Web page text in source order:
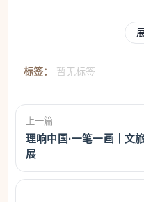
2024年8月14日，
波 摄
抹去自身的战争罪责，
体记忆。2021年，日
慰安妇”等表述认定为“
多出版社删改强征史实。
标签： 暂无标签
上一篇
理响中国·一笔一画｜文
展